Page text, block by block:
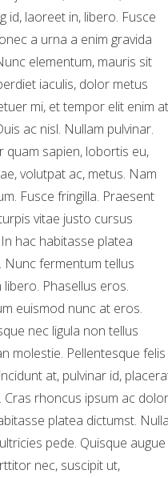
id, laoreet in, libero. Fusce
a urna a enim gravida
elementum, mauris sit
iaculis, dolor metus
mi, et tempor elit enim at
ac nisl. Nullam pulvinar.
quam sapien, lobortis eu,
volutpat ac, metus. Nam
Fusce fringilla. Praesent
vitae justo cursus
hac habitasse platea
Nunc fermentum tellus
libero. Phasellus eros.
euismod nunc at eros.
nec ligula non tellus
molestie. Pellentesque felis
at, pulvinar id,
Cras rhoncus ipsum ac
platea dictumst. Nulla
pede. Quisque augue
nec, suscipit ut,